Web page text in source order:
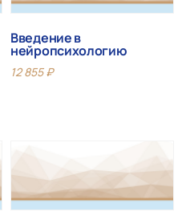
Введение в
нейропсихологию
12 855₽